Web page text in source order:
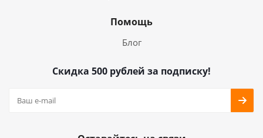
Помощь
Блог
Скидка 500 рублей за подписку!